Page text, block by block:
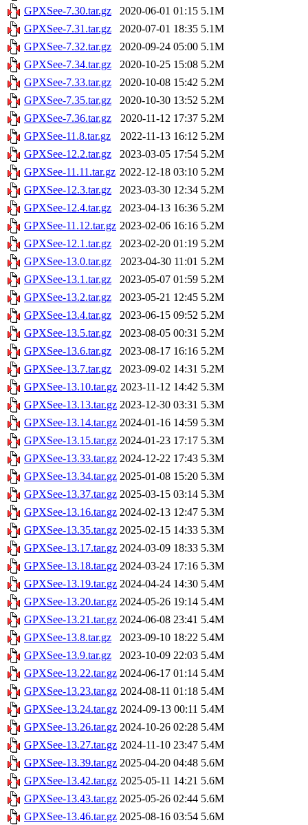
GPXSee-7.30.tar.gz
2020-06-01 01:15 5.1M
GPXSee-7.31.tar.gz
2020-07-01 18:35 5.1M
GPXSee-7.32.tar.gz
2020-09-24 05:00 5.1M
GPXSee-7.34.tar.gz
2020-10-25 15:08 5.2M
GPXSee-7.33.tar.gz
2020-10-08 15:42 5.2M
GPXSee-7.35.tar.gz
2020-10-30 13:52 5.2M
GPXSee-7.36.tar.gz
2020-11-12 17:37 5.2M
GPXSee-11.8.tar.gz
2022-11-13 16:12 5.2M
GPXSee-12.2.tar.gz
2023-03-05 17:54 5.2M
GPXSee-11.11.tar.gz 2022-12-18 03:10 5.2M
GPXSee-12.3.tar.gz
2023-03-30 12:34 5.2M
GPXSee-12.4.tar.gz
2023-04-13 16:36 5.2M
GPXSee-11.12.tar.gz 2023-02-06 16:16 5.2M
GPXSee-12.1.tar.gz
2023-02-20 01:19 5.2M
GPXSee-13.0.tar.gz
2023-04-30 11:01 5.2M
GPXSee-13.1.tar.gz
2023-05-07 01:59 5.2M
GPXSee-13.2.tar.gz
2023-05-21 12:45 5.2M
GPXSee-13.4.tar.gz
2023-06-15 09:52 5.2M
GPXSee-13.5.tar.gz
2023-08-05 00:31 5.2M
GPXSee-13.6.tar.gz
2023-08-17 16:16 5.2M
GPXSee-13.7.tar.gz
2023-09-02 14:31 5.2M
GPXSee-13.10.tar.gz 2023-11-12 14:42 5.3M
GPXSee-13.13.tar.gz 2023-12-30 03:31 5.3M
GPXSee-13.14.tar.gz 2024-01-16 14:59 5.3M
GPXSee-13.15.tar.gz 2024-01-23 17:17 5.3M
GPXSee-13.33.tar.gz 2024-12-22 17:43 5.3M
GPXSee-13.34.tar.gz 2025-01-08 15:20 5.3M
GPXSee-13.37.tar.gz 2025-03-15 03:14 5.3M
GPXSee-13.16.tar.gz 2024-02-13 12:47 5.3M
GPXSee-13.35.tar.gz 2025-02-15 14:33 5.3M
GPXSee-13.17.tar.gz 2024-03-09 18:33 5.3M
GPXSee-13.18.tar.gz 2024-03-24 17:16 5.3M
GPXSee-13.19.tar.gz 2024-04-24 14:30 5.4M
GPXSee-13.20.tar.gz 2024-05-26 19:14 5.4M
GPXSee-13.21.tar.gz 2024-06-08 23:41 5.4M
GPXSee-13.8.tar.gz
2023-09-10 18:22 5.4M
GPXSee-13.9.tar.gz
2023-10-09 22:03 5.4M
GPXSee-13.22.tar.gz 2024-06-17 01:14 5.4M
GPXSee-13.23.tar.gz 2024-08-11 01:18 5.4M
GPXSee-13.24.tar.gz 2024-09-13 00:11 5.4M
GPXSee-13.26.tar.gz 2024-10-26 02:28 5.4M
GPXSee-13.27.tar.gz 2024-11-10 23:47 5.4M
GPXSee-13.39.tar.gz 2025-04-20 04:48 5.6M
GPXSee-13.42.tar.gz 2025-05-11 14:21 5.6M
GPXSee-13.43.tar.gz 2025-05-26 02:44 5.6M
GPXSee-13.46.tar.gz 2025-08-16 03:54 5.6M